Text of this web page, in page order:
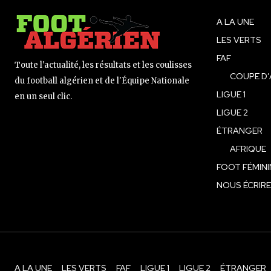
Toute l'actualité, les résultats et les coulisses
du football algérien et de l'Équipe Nationale
en un seul clic.
A LA UNE
LES VERTS
FAF
COUPE
LIGUE 1
LIGUE 2
ÉTRANGER
AFRIQUE
FOOT
NOUS ÉCRIRE
A LA UNE LES VERTS FAF LIGUE 1 LIGUE 2 ÉTRANGER